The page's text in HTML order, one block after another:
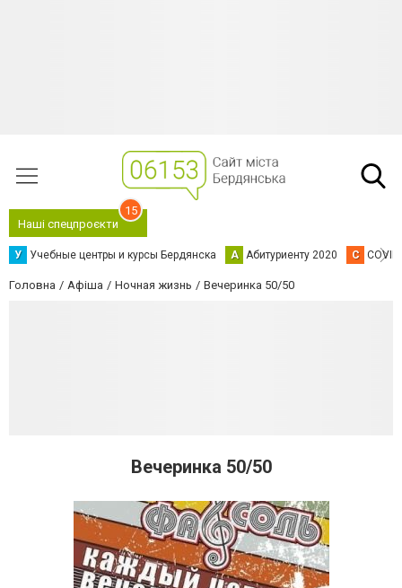
Наші спецпроєкти
15
У Учебные центры и курсы Бердянска А Абитуриенту 2020 C
Головна Афіша Ночная жизнь Вечеринка 50/50
Вечеринка 50/50